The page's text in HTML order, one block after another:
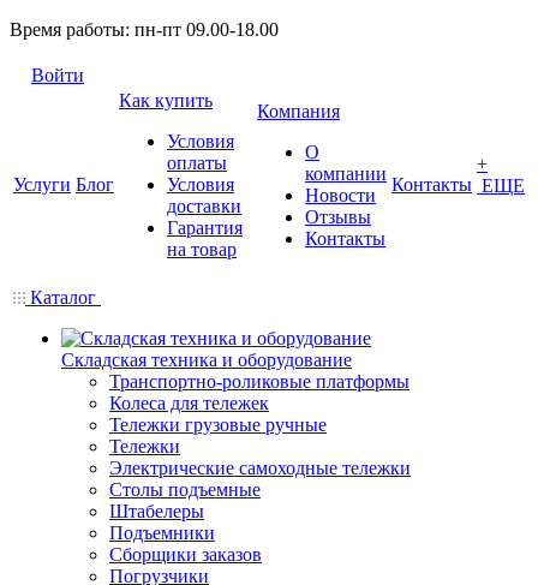
Время работы: пн-пт 09.00-18.00
Войти
Услуги Блог
Как купить
Условия
оплаты
Условия
доставки
Гарантия
на товар
Компания
О
компании
Новости
Отзывы
Контакты
Контакты
+
ЕЩЕ
Каталог
Складская техника и оборудование
Транспортно-роликовые платформы
Колеса для тележек
Тележки грузовые ручные
Тележки
Электрические самоходные тележки
Столы подъемные
Штабелеры
Подъемники
Сборщики заказов
Погрузчики